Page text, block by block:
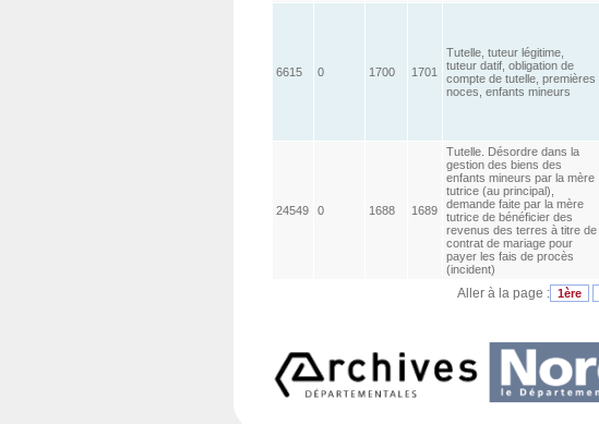
6615 0 1700 1701
Tutelle, tuteur légitime,
tuteur datif, obligation de
compte de tutelle, premières
noces, enfants mineurs
24549 0 1688 1689
Tutelle. Désordre dans la
gestion des biens des
enfants mineurs par la mère
tutrice (au principal),
demande faite par la mère
tutrice de bénéficier des
revenus des terres à titre de
contrat de mariage pour
payer les fais de procès
(incident)
Aller à la page : 1ère